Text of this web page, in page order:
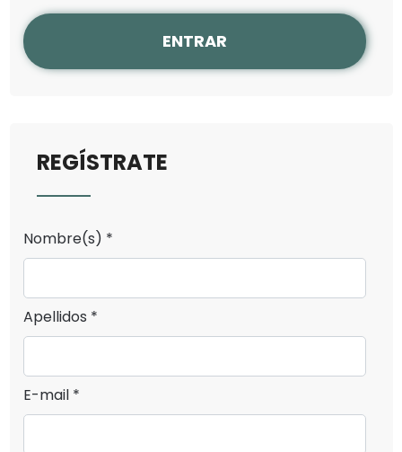
ENTRAR
REGÍSTRATE
Nombre(s) *
Apellidos *
E-mail *